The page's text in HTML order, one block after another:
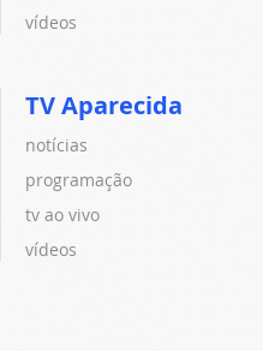
vídeos
TV Aparecida
notícias
programação
tv ao vivo
vídeos